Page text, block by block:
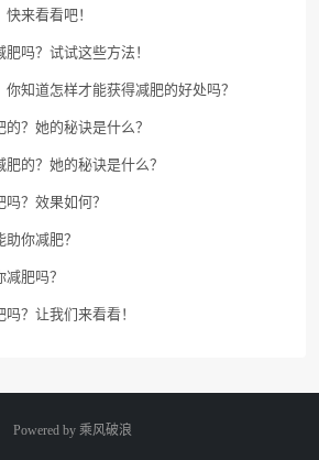
来看看吧！
吗？试试这些方法！
知道怎样才能获得减肥的好处吗？
？她的秘诀是什么？
的？她的秘诀是什么？
？效果如何？
你减肥？
肥吗？
？让我们来看看！
Powered by 乘风破浪